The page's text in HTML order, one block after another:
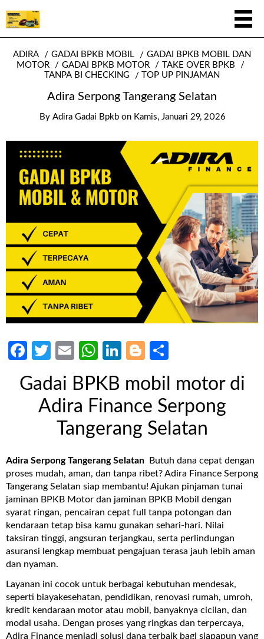
ADIRA GADAI BPKB MOBIL
GADAI BPKB MOBIL DAN
MOTOR
GADAI BPKB MOTOR
TAKE OVER BPKB
TANPA BI CHECKING
TOP UP PINJAMAN
Adira Serpong Tangerang Selatan
By Adira Gadai Bpkb on Kamis, Januari 29, 2026
Facebook
Twitter
EmailWhatsApp
LinkedIn
Blogger
Gadai BPKB mobil motor di
Adira Finance Serpong
Tangerang Selatan
Adira Serpong Tangerang Selatan Butuh dana cepat dengan
proses mudah, aman, dan tanpa ribet? Adira Finance Serpong
Tangerang Selatan siap membantu! Ajukan pinjaman tunai
jaminan BPKB Motor dan jaminan BPKB Mobil dengan
syarat ringan, pencairan cepat full tanpa potongan dan
kendaraan tetap bisa kamu gunakan sehari-hari. Nilai
taksiran tinggi, angsuran terjangkau, serta perlindungan
asuransi lengkap membuat pengajuan terasa jauh lebih aman
dan nyaman.
Layanan ini cocok untuk berbagai kebutuhan mendesak,
seperti biayakesehatan, pendidikan, renovasi rumah, umroh,
kredit kendaraan motor atau mobil , banyaknya cicilan, dan
modal usaha. Dengan proses yang ringkas dan terpercaya,
Adira Finance menjadi solusi dana terbaik bagi siapapun yang